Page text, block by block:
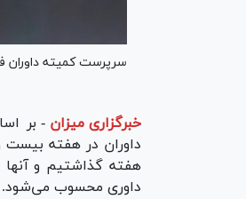
سرپرست کمیته داوران
خبرگزاری میزان - بر
داوران در هفته
هفته گذاشتیم و آنها
داوری محسوب می‌شود.